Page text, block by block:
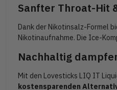
Sanfter Throat-Hit
Dank der Nikotinsalz-Formel
Nikotinaufnahme. Die Ice-
Nachhaltig
Mit den Lovesticks LIQ IT
kostensparenden